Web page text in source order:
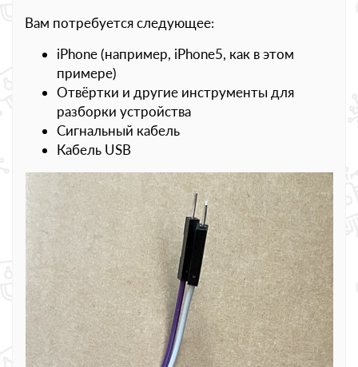
Вам потребуется следующее:
iPhone (например, iPhone5, как в этом
примере)
Отвёртки и другие инструменты для
разборки устройства
Сигнальный кабель
Кабель USB